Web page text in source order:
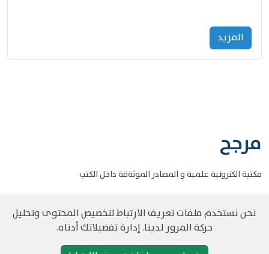
المزید
مرجح
مكتبة الكترونية علمية و المصادر الموثةقة داخل الكتب
حقوق الطبع والنشر مرجح جميع الحقوق محفوظة سياسة و الخصوصية
نحن نستخدم ملفات تعريف الارتباط لتخصيص المحتوى وتحليل
حركة المرور لدينا. إدارة تفضيلاتك أدناه.